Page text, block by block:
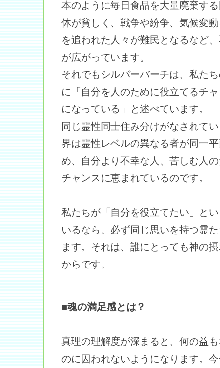
本のように毎日食品を大量廃棄す
体が貧しく、戦争や紛争、気候変
を追われた人々が難民となるなど
が広がっています。
それでもシルバーバーチは、私た
に「自分を人のために役立てるチ
になっている」と述べています。
同じ霊性同士住み分けがなされて
界は霊性レベルの異なる者が同一
め、自分より不幸な人、苦しむ人
チャンスに恵まれているのです。
私たちが「自分を役立てたい」と
いるなら、必ず同じ思いを持つ霊
ます。それは、誰にとっても神の
からです。
■魂の満足感とは？
真理の理解度が深まると、何の益
のに囚われないようになります。